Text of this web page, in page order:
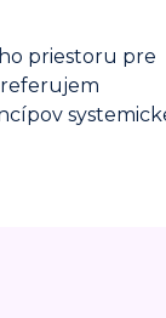
priestoru pre